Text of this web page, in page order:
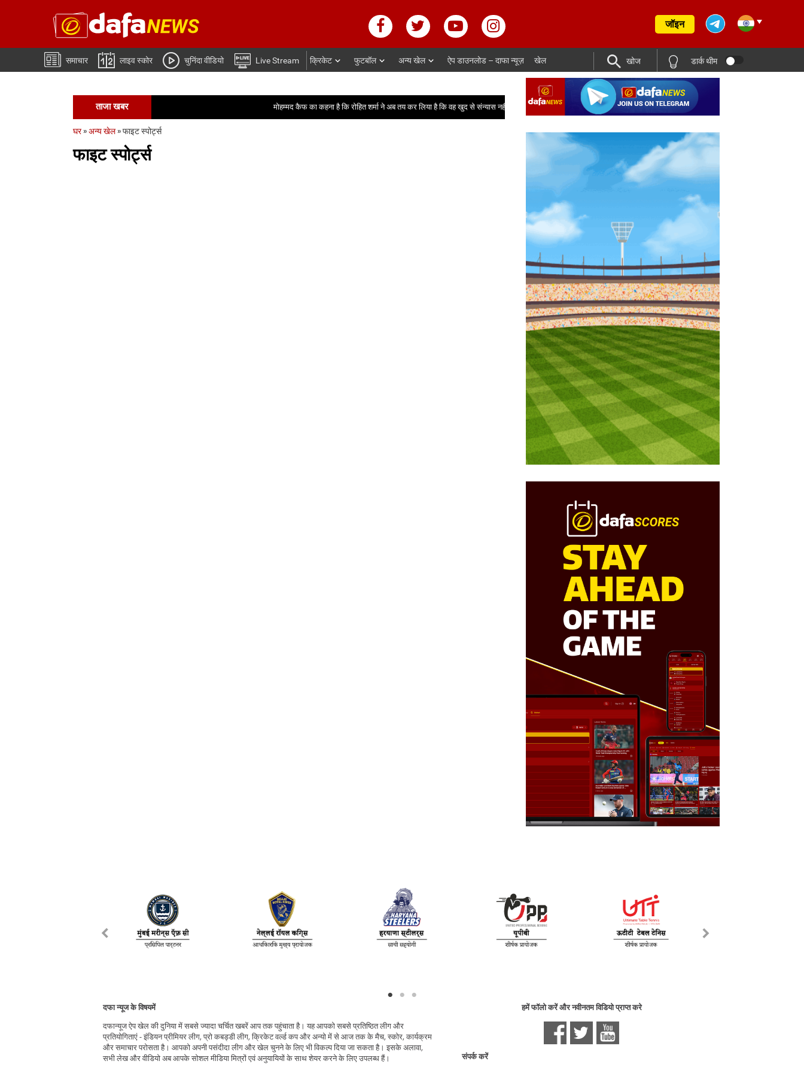
जॉइन
समाचार लाइव स्कोर चुनिंदा वीडियो Live Stream क्रिकेट फुटबॉल अन्य खेल ऐप डाउनलोड – दाफा न्यूज़ खेल खोज डार्क थीम
ताजा खबर मोहम्मद कैफ का कहना है कि रोहित शर्मा ने अब तय कर लिया है कि वह खुद से संन्यास नहीं लेंगे रिटायरमेंट के बाद अजिंक्य रहाणे ने IPL 2017 में बेन स्टोक्स से मिली ज़िंदगी की अहम सलाह को याद
घर»अन्य खेल»फाइट स्पोर्ट्स
फाइट स्पोर्ट्स
दफा न्यूज के विषयमें
दफान्यूज ऐप खेल की दुनिया में सबसे ज्यादा चर्चित खबरें आप तक पहुंचाता है। यह आपको सबसे प्रतिष्ठित लीग और
प्रतियोगिताएं - इंडियन प्रीमियर लीग, प्रो कबड्डी लीग, क्रिकेट वर्ल्ड कप और अन्यो में से आज तक के मैच, स्कोर, कार्यक्रम
और समाचार परोसता है। आपको अपनी पसंदीदा लीग और खेल चुनने के लिए भी विकल्प दिया जा सकता है। इसके अलावा,
सभी लेख और वीडियो अब आपके सोशल मीडिया मित्रों एवं अनुयायियों के साथ शेयर करने के लिए उपलब्ध हैं।
हमें फॉलो करें और नवीनतम विडियो प्राप्त करे
संपर्क करें